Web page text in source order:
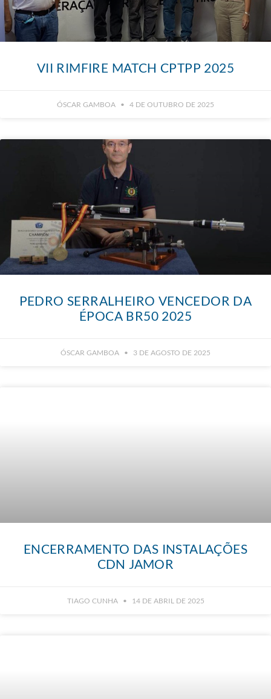
VII RIMFIRE MATCH CPTPP 2025
ÓSCAR GAMBOA 4 DE OUTUBRO DE 2025
PEDRO SERRALHEIRO VENCEDOR DA
ÉPOCA BR50 2025
ÓSCAR GAMBOA 3 DE AGOSTO DE 2025
ENCERRAMENTO DAS INSTALAÇÕES
CDN JAMOR
TIAGO CUNHA 14 DE ABRIL DE 2025